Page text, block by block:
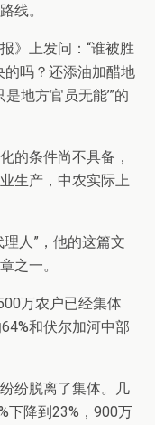
线。
》上发问：“谁被胜
的吗？还添油加醋地
地方官员无能’”的
的条件尚不具备，
生产，中农实际上
人”，他的这篇文
之一。
万农户已经集体
和伏尔加河中部
纷脱离了集体。几
下降到23%，900万